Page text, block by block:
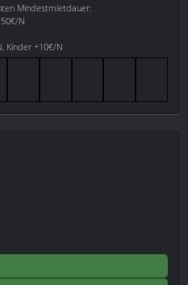
Mindestmietdauer:
N
Kinder +10€/N